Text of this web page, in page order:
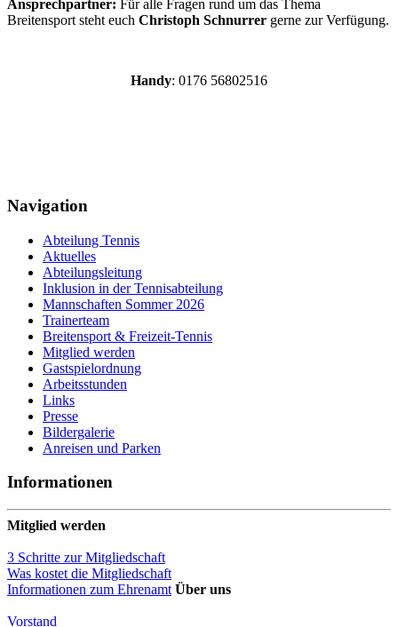
Ansprechpartner: Für alle Fragen rund um das Thema
Breitensport steht euch Christoph Schnurrer gerne zur Verfügung.
Handy: 0176 56802516
Navigation
Abteilung Tennis
Aktuelles
Abteilungsleitung
Inklusion in der Tennisabteilung
Mannschaften Sommer 2026
Trainerteam
Breitensport & Freizeit-Tennis
Mitglied werden
Gastspielordnung
Arbeitsstunden
Links
Presse
Bildergalerie
Anreisen und Parken
Informationen
Mitglied werden
3 Schritte zur Mitgliedschaft
Was kostet die Mitgliedschaft
Informationen zum Ehrenamt Über uns
Vorstand